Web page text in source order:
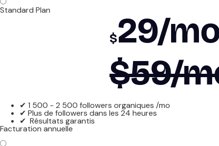
Standard Plan
$29/
$59/
✔ 1 500 - 2 500 followers organiques /mo
✔ Plus de followers dans les 24 heures
✔ Résultats garantis
Facturation annuelle